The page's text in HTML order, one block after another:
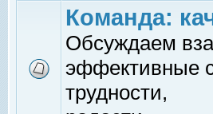
Команда:
Обсуждаем
эффективные
трудности,